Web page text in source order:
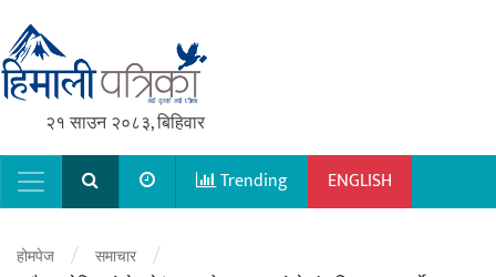
२१ साउन २०८३, बिहिवार
Main NavigationTrending ENGLISH
होमपेज / समाचार /